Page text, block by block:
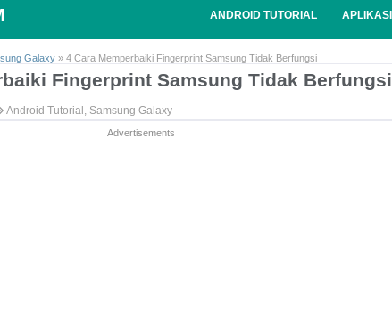
ANDROID TUTORIAL APLIKASI
Galaxy » 4 Cara Memperbaiki Fingerprint Samsung Tidak Berfungsi
Fingerprint Samsung Tidak Berfungsi
Android Tutorial , Samsung Galaxy
Advertisements